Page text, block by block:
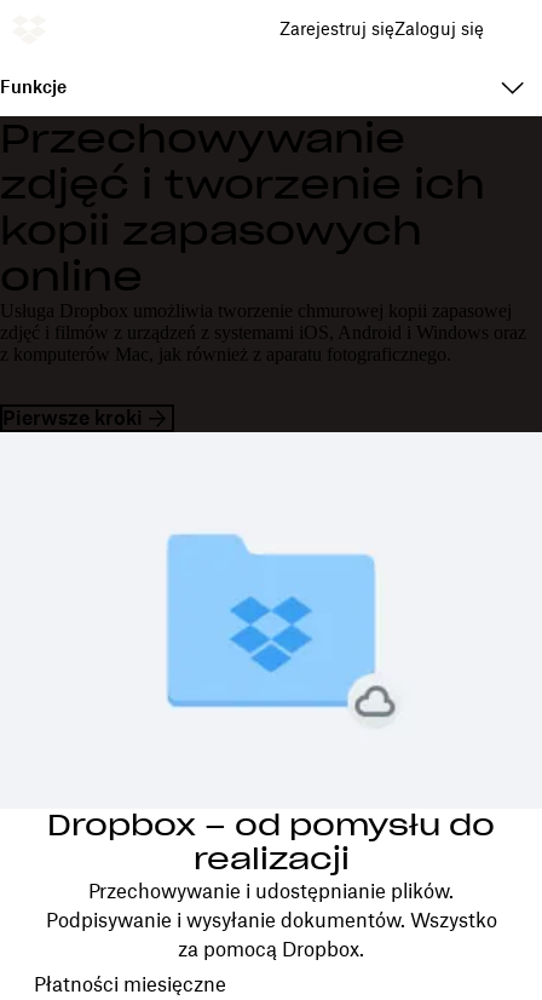
Zarejestruj sięZaloguj się
Funkcje
Przechowywanie
zdjęć i tworzenie ich
kopii zapasowych
online
Usługa Dropbox umożliwia tworzenie chmurowej kopii zapasowej
zdjęć i filmów z urządzeń z systemami iOS, Android i Windows oraz
z komputerów Mac, jak również z aparatu fotograficznego.
Pierwsze kroki
Dropbox – od pomysłu do
realizacji
Przechowywanie i udostępnianie plików.
Podpisywanie i wysyłanie dokumentów. Wszystko
za pomocą Dropbox.
Wybierz cykl rozliczeniowy
Płatności miesięczne